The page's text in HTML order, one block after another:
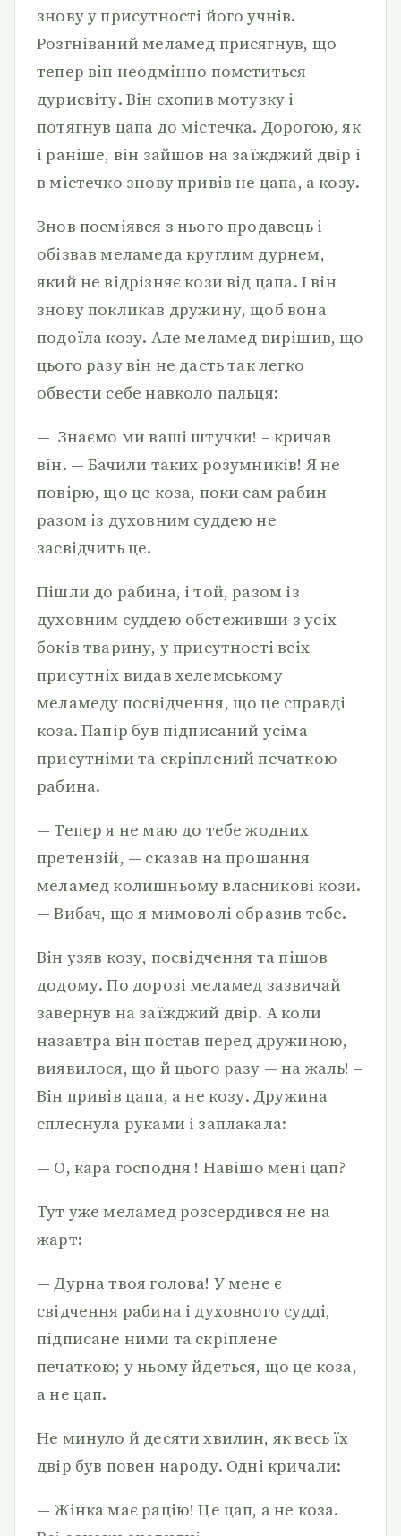
знову у присутності його учнів.
Розгніваний меламед присягнув, що
тепер він неодмінно помститься
дурисвіту. Він схопив мотузку і
потягнув цапа до містечка. Дорогою, як
і раніше, він зайшов на заїжджий двір і
в містечко знову привів не цапа, а козу.
Знов посміявся з нього продавець і
обізвав меламеда круглим дурнем,
який не відрізняє кози від цапа. І він
знову покликав дружину, щоб вона
подоїла козу. Але меламед вирішив, що
цього разу він не дасть так легко
обвести себе навколо пальця:
— Знаємо ми ваші штучки! – кричав
він. — Бачили таких розумників! Я не
повірю, що це коза, поки сам рабин
разом із духовним суддею не
засвідчить це.
Пішли до рабина, і той, разом із
духовним суддею обстеживши з усіх
боків тварину, у присутності всіх
присутніх видав хелемському
меламеду посвідчення, що це справді
коза. Папір був підписаний усіма
присутніми та скріплений печаткою
рабина.
— Тепер я не маю до тебе жодних
претензій, — сказав на прощання
меламед колишньому власникові кози.
— Вибач, що я мимоволі образив тебе.
Він узяв козу, посвідчення та пішов
додому. По дорозі меламед зазвичай
завернув на заїжджий двір. А коли
назавтра він постав перед дружиною,
виявилося, що й цього разу — на жаль! –
Він привів цапа, а не козу. Дружина
сплеснула руками і заплакала:
— О, кара господня ! Навіщо мені цап?
Тут уже меламед розсердився не на
жарт:
— Дурна твоя голова! У мене є
свідчення рабина і духовного судді,
підписане ними та скріплене
печаткою; у ньому йдеться, що це коза,
а не цап.
Не минуло й десяти хвилин, як весь їх
двір був повен народу. Одні кричали:
— Жінка має рацію! Це цап, а не коза.